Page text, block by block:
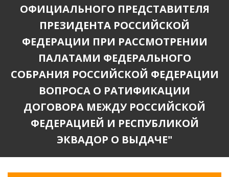
ОФИЦИАЛЬНОГО ПРЕДСТАВИТЕЛЯ
ПРЕЗИДЕНТА РОССИЙСКОЙ
ФЕДЕРАЦИИ ПРИ РАССМОТРЕНИИ
ПАЛАТАМИ ФЕДЕРАЛЬНОГО
СОБРАНИЯ РОССИЙСКОЙ ФЕДЕРАЦИИ
ВОПРОСА О РАТИФИКАЦИИ
ДОГОВОРА МЕЖДУ РОССИЙСКОЙ
ФЕДЕРАЦИЕЙ И РЕСПУБЛИКОЙ
ЭКВАДОР О ВЫДАЧЕ"